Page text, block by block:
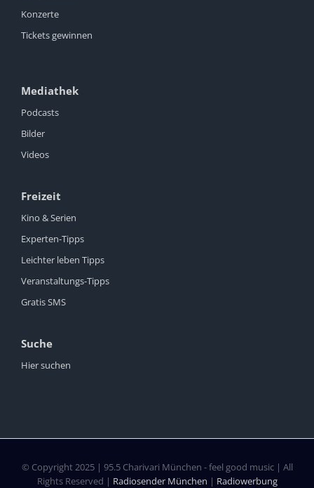
Konzerte
Tickets gewinnen
Mediathek
Podcasts
Bilder
Videos
Freizeit
Kino & Serien
Experten-Tipps
Leichter leben Tipps
Veranstaltungs-Tipps
Gratis SMS
Suche
Hier suchen
© Copyright 2025 | 95.5 Charivari München - feel good music | All
Rights Reserved | Radiosender München | Radiowerbung